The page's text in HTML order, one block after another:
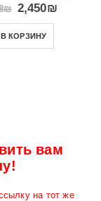
₪ 2,450₪
В КОРЗИНУ
вам
на тот же